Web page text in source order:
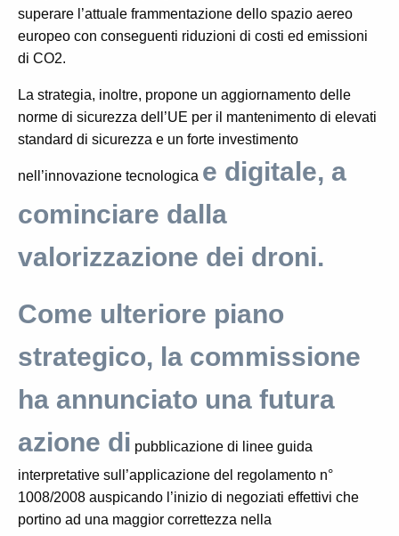
superare l’attuale frammentazione dello spazio aereo
europeo con conseguenti riduzioni di costi ed emissioni
di CO2.
La strategia, inoltre, propone un aggiornamento delle
norme di sicurezza dell’UE per il mantenimento di elevati
standard di sicurezza e un forte investimento
nell’innovazione tecnologica e digitale, a
cominciare dalla
valorizzazione dei droni.
Come ulteriore piano
strategico, la commissione
ha annunciato una futura
azione di pubblicazione di linee guida
interpretative sull’applicazione del regolamento n°
1008/2008 auspicando l’inizio di negoziati effettivi che
portino ad una maggior correttezza nella